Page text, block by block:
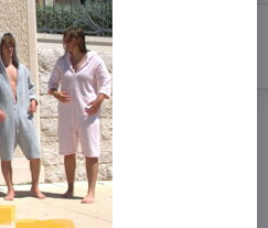
Do košíka
Doručenia